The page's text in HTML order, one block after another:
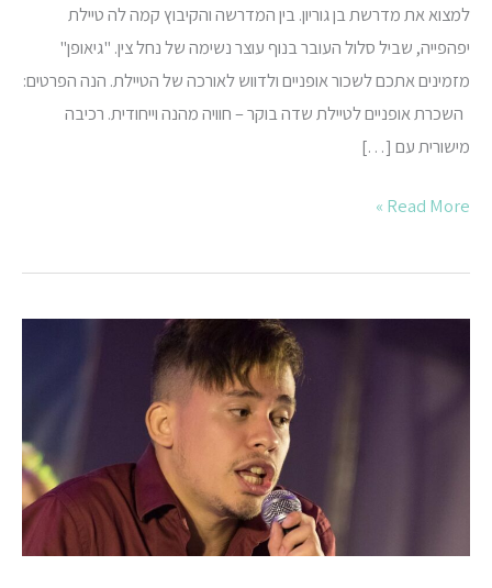
למצוא את מדרשת בן גוריון. בין המדרשה והקיבוץ קמה לה טיילת
יפהפייה, שביל סלול העובר בנוף עוצר נשימה של נחל צין. "גיאופן"
מזמינים אתכם לשכור אופניים ולדווש לאורכה של הטיילת. הנה הפרטים:
השכרת אופניים לטיילת שדה בוקר – חוויה מהנה וייחודית. רכיבה
מישורית עם […]
Read More »
לנסיון